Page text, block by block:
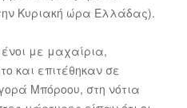
Κυριακή ώρα Ελλάδας).
με μαχαίρια,
και επιτέθηκαν σε
Μπόροου, στη νότια